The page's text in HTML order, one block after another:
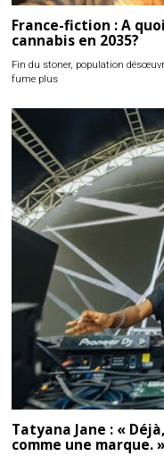
France-fiction : A
cannabis en 2035?
Fin du stoner, population
fume plus
Tatyana Jane : «
comme une marque. »